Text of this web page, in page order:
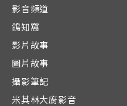
影音頻道
鴿知窩
影片故事
圖片故事
攝影筆記
米其林大廚影音